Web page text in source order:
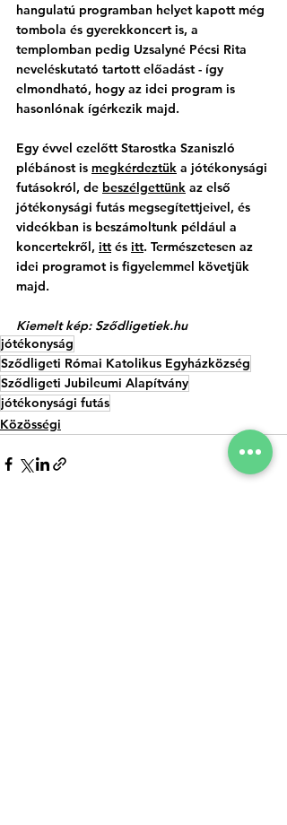
hangulatú programban helyet kapott még
tombola és gyerekkoncert is, a
templomban pedig Uzsalyné Pécsi Rita
neveléskutató tartott előadást - így
elmondható, hogy az idei program is
hasonlónak ígérkezik majd.
Egy évvel ezelőtt Starostka Szaniszló
plébánost is megkérdeztük a jótékonysági
futásokról, de beszélgettünk az első
jótékonysági futás megsegítettjeivel, és
videókban is beszámoltunk például a
koncertekről, itt és itt. Természetesen az
idei programot is figyelemmel követjük
majd.
Kiemelt kép: Sződligetiek.hu
jótékonyság
Sződligeti Római Katolikus Egyházközség
Sződligeti Jubileumi Alapítvány
jótékonysági futás
Közösségi